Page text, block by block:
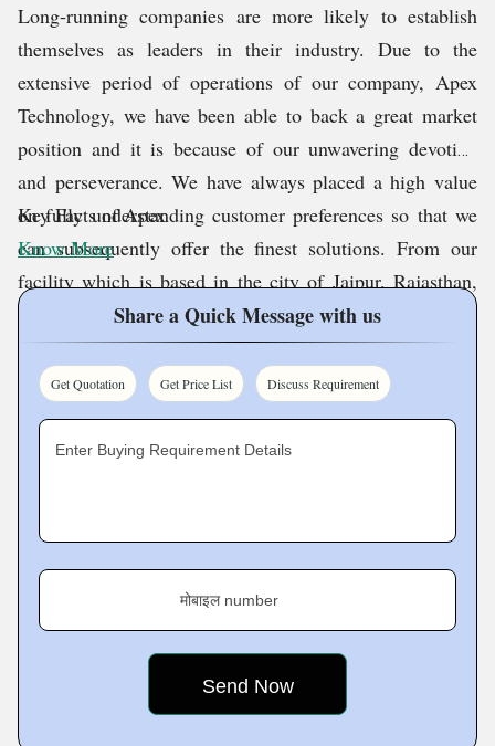
Long-running companies are more likely to establish
themselves as leaders in their industry. Due to the
extensive period of operations of our company, Apex
Technology, we have been able to back a great market
position and it is because of our unwavering devotion
and perseverance. We have always placed a high value
on fully understanding customer preferences so that we
can subsequently offer the finest solutions. From our
facility which is based in the city of Jaipur, Rajasthan,
India, we have been delivering top-quality products like
Mild Steel DSP LX Wheel Balancer, MS Car Vacuum
Cleaner, Mild Steel Automatic Tyre Changer Machine,
Manatec 3D Wheel Alignment Machine, Auto Part
Cleaning Machine, Automatic Car Washer Machine,
Key Facts of Apex
Know More
Share a Quick Message with us
Get Quotation Get Price List Discuss Requirement
Enter Buying Requirement Details
मोबाइल number